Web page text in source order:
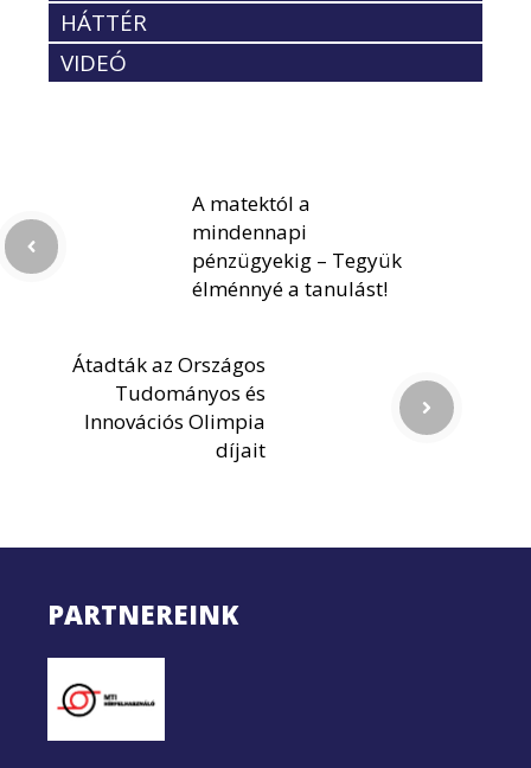
HÁTTÉR
VIDEÓ
A matektól a
mindennapi
pénzügyekig – Tegyük
élménnyé a tanulást!
Átadták az Országos
Tudományos és
Innovációs Olimpia
díjait
PARTNEREINK